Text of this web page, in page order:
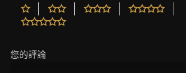
您的評論